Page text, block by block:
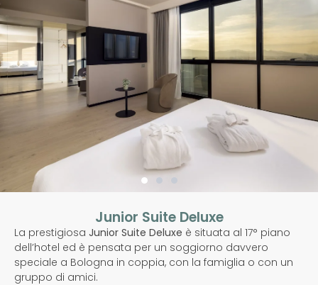
Junior Suite Deluxe
La prestigiosa Junior Suite Deluxe è situata al 17° piano
dell’hotel ed è pensata per un soggiorno davvero
speciale a Bologna in coppia, con la famiglia o con un
gruppo di amici.